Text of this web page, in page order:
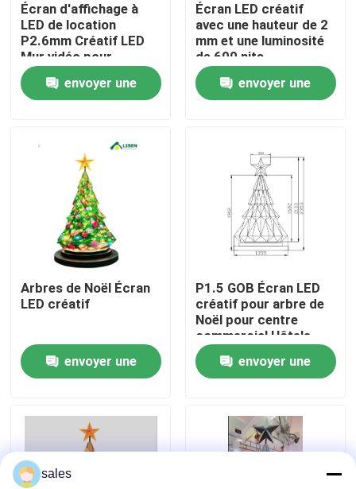
À la maison
Produits
À propos de nous
Visite de l'usine
Contrôle de la qualité
Nouvelles
Demandez un devis
Affichage mené polychrome extérieur
Écran d'affichage à
LED de location
P2.6mm Créatif LED
Mur vidéo pour
événement, studio TV
envoyer une
Écran LED créatif
avec une hauteur de 2
mm et une luminosité
de 600 nits
envoyer une
Arbres de Noël Écran
LED créatif
envoyer une
P1.5 GOB Écran LED
créatif pour arbre de
Noël pour centre
commercial Hôtels
envoyer une
sales